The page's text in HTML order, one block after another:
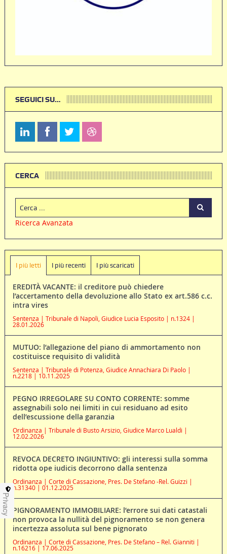
SEGUICI SU…
CERCA
Ricerca Avanzata
I più letti I più recenti I più scaricati
EREDITÀ VACANTE: il creditore può chiedere
l’accertamento della devoluzione allo Stato ex art.586 c.c.
intra vires
Sentenza | Tribunale di Napoli, Giudice Lucia Esposito | n.1324 |
28.01.2026
MUTUO: l’allegazione del piano di ammortamento non
costituisce requisito di validità
Sentenza | Tribunale di Potenza, Giudice Annachiara Di Paolo |
n.2218 | 10.11.2025
PEGNO IRREGOLARE SU CONTO CORRENTE: somme
assegnabili solo nei limiti in cui residuano ad esito
dell’escussione della garanzia
Ordinanza | Tribunale di Busto Arsizio, Giudice Marco Lualdi |
12.02.2026
REVOCA DECRETO INGIUNTIVO: gli interessi sulla somma
ridotta ope iudicis decorrono dalla sentenza
Ordinanza | Corte di Cassazione, Pres. De Stefano -Rel. Guizzi |
n.31340 | 01.12.2025
PIGNORAMENTO IMMOBILIARE: l’errore sui dati catastali
non provoca la nullità del pignoramento se non genera
incertezza assoluta sul bene pignorato
Ordinanza | Corte di Cassazione, Pres. De Stefano – Rel. Gianniti |
n.16216 | 17.06.2025
Privacy